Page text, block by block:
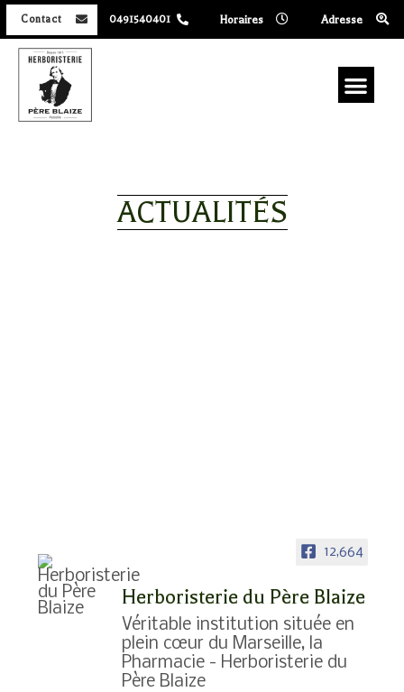
Contact 0491540401 Horaires Adresse
ACTUALITÉS
12,664
Herboristerie du Père Blaize
Véritable institution située en
plein cœur du Marseille, la
Pharmacie - Herboristerie du
Père Blaize